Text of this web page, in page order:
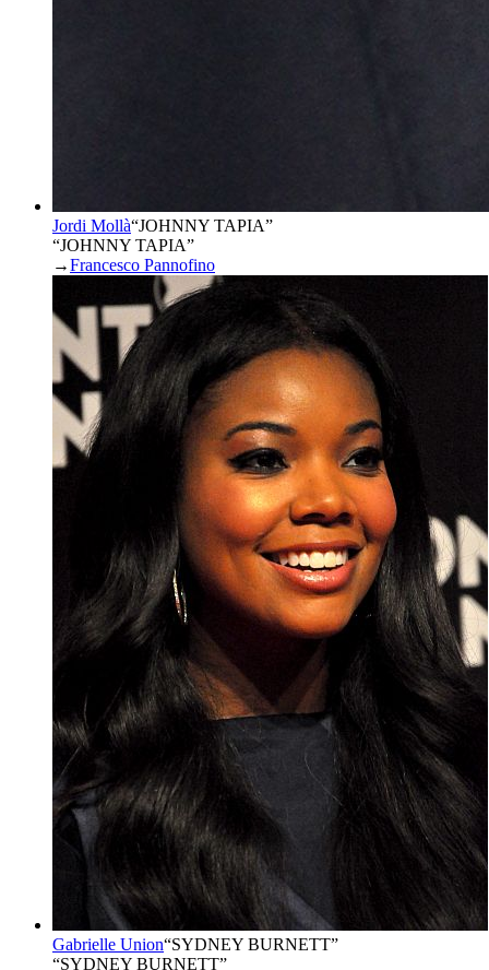
Jordi Mollà“JOHNNY TAPIA”
“JOHNNY TAPIA”
→Francesco Pannofino
Gabrielle Union“SYDNEY BURNETT”
“SYDNEY BURNETT”